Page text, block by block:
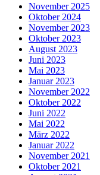
November 2025
Oktober 2024
November 2023
Oktober 2023
August 2023
Juni 2023
Mai 2023
Januar 2023
November 2022
Oktober 2022
Juni 2022
Mai 2022
März 2022
Januar 2022
November 2021
Oktober 2021